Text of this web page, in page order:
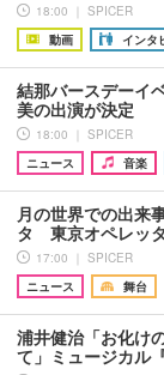
18:00 ｜ SPICER
動画
インタ
結那バースデーイ
美の出演が決定
18:00 ｜ SPICER
ニュース
音楽
月の世界での出来
タ 東京オペレッ
17:00 ｜ SPICER
ニュース
舞台
浦井健治「お化け
て」ミュージカル